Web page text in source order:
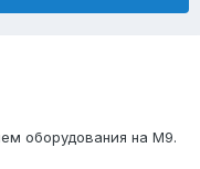
оборудования на М9.